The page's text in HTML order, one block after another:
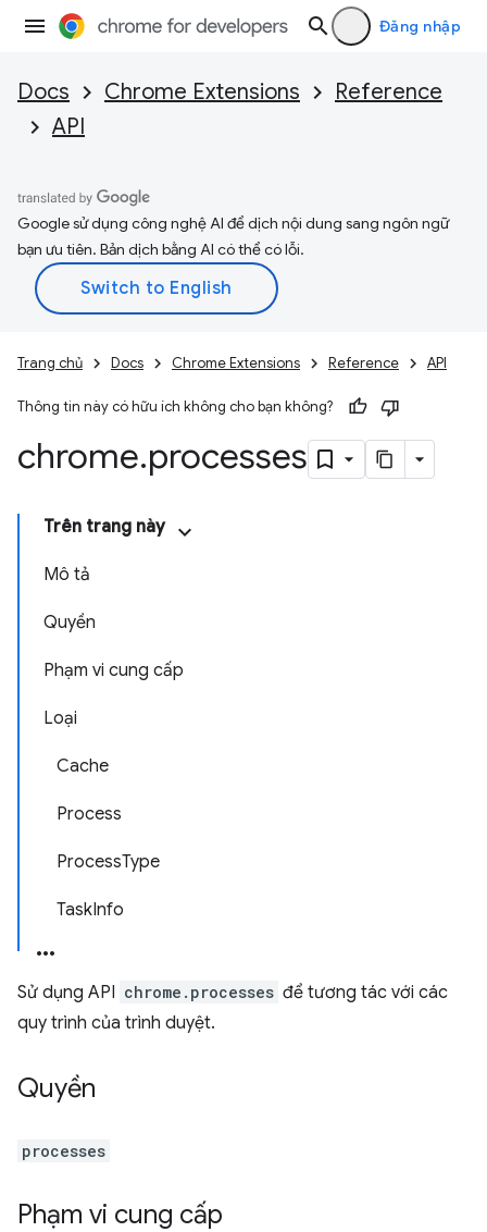
Đăng nhập
Docs Chrome Extensions
Reference
API
Google sử dụng công nghệ AI để dịch nội dung sang ngôn ngữ
bạn ưu tiên. Bản dịch bằng AI có thể có lỗi.
Trang chủ Docs Chrome Extensions Reference API
Thông tin này có hữu ích không cho bạn không?
chrome.processes
Trên trang này
Mô tả
Quyền
Phạm vi cung cấp
Loại
Cache
Process
ProcessType
TaskInfo
Sử dụng API chrome.processes để tương tác với các
quy trình của trình duyệt.
Quyền
processes
Phạm vi cung cấp